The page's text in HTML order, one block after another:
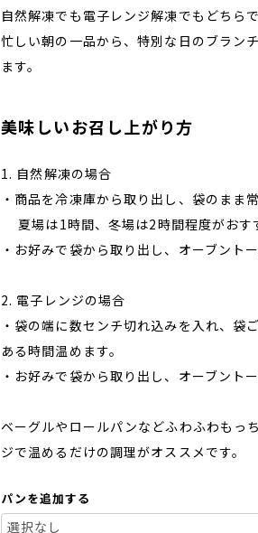
自然解凍でも電子レンジ解凍でもどちら
忙しい朝の一品から、特別な日のブラン
ます。
美味しいお召し上がり方
1. 自然解凍の場合
・商品を冷凍庫から取り出し、袋のまま
夏場は1時間、冬場は2時間程度がおす
・お好みで袋から取り出し、オーブント
2. 電子レンジの場合
・袋の端に数センチ切れ込みを入れ、袋
ある時間温めます。
・お好みで袋から取り出し、オーブント
ベーグルやロールパンなどふわふわもっ
ジで温めるだけの調理がオススメです。
パンを追加する